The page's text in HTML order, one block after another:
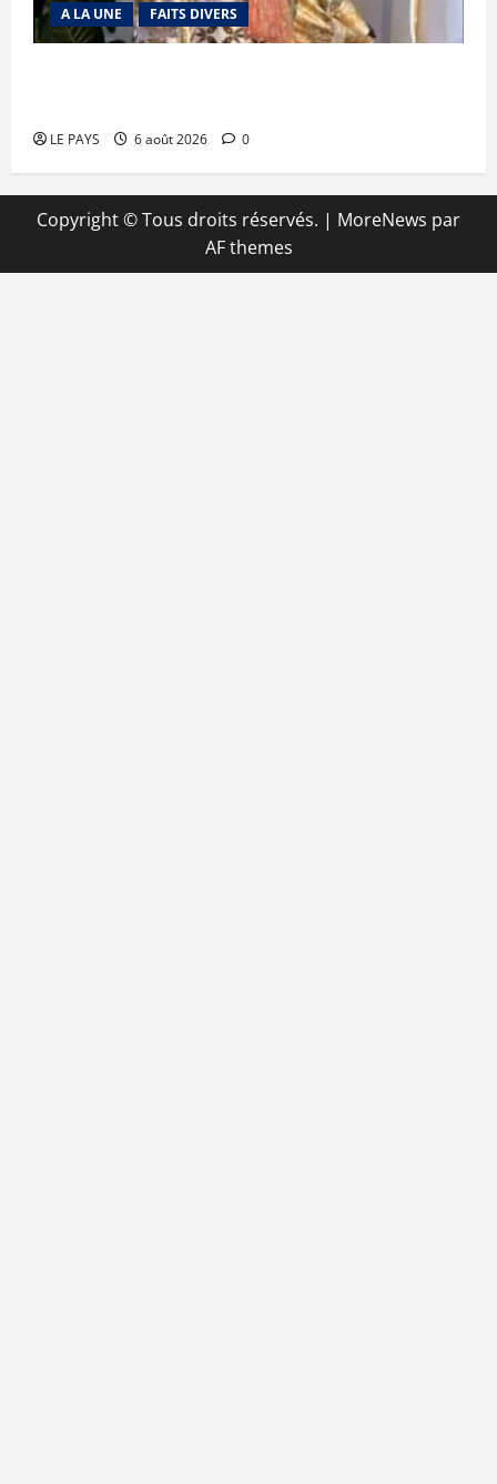
A LA UNE FAITS DIVERS
LE PAYS 6 août 2026 0
Copyright © Tous droits réservés. | MoreNews par
AF themes